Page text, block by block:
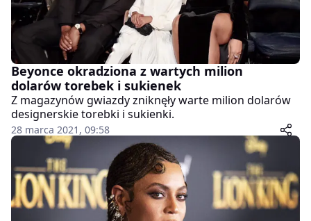
Beyonce okradziona z wartych milion
dolarów torebek i sukienek
Z magazynów gwiazdy zniknęły warte milion dolarów
designerskie torebki i sukienki.
28 marca 2021, 09:58